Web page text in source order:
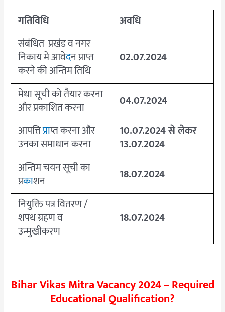
गतिविधि
अवधि
संबंधित प्रखंड व नगर
निकाय मे आवेदन प्राप्त
करने की अन्तिम तिथि
02.07.2024
मेधा सूची को तैयार करना
और प्रकाशित करना
04.07.2024
आपत्तिप्राप्त करना और
उनका समाधान करना
10.07.2024से लेकर
13.07.2024
अन्तिम चयन सूची का
प्रकाशन
18.07.2024
नियुक्ति पत्र वितरण /
शपथ ग्रहण व
उन्मुखीकरण
18.07.2024
Bihar Vikas Mitra Vacancy 2024 – Required
Educational Qualification?